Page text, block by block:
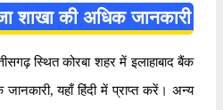
शाखा की अधिक जानकारी
स्थित कोरबा शहर में इलाहाबाद बैंक
यहाँ हिंदी में प्राप्त करें। अन्य